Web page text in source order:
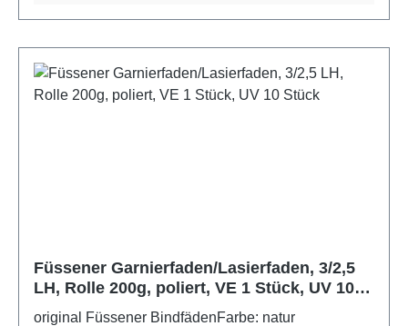
Füssener Garnierfaden/Lasierfaden, 3/2,5
LH, Rolle 200g, poliert, VE 1 Stück, UV 10
Stück
original Füssener BindfädenFarbe: natur